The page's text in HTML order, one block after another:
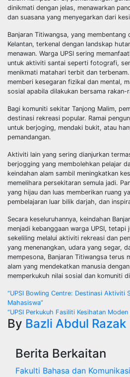
dinikmati dengan jelas, menawarkan
dan suasana yang menyegarkan dari
Banjaran Titiwangsa, yang membentang
Kelantan, terkenal dengan landskap
menawan. Warga UPSI sering
untuk aktiviti santai seperti fotografi,
menikmati matahari terbit dan
memberi kesegaran fizikal dan mental,
sosial apabila dilakukan bersama rakan-
Bagi komuniti sekitar Tanjong Malim,
destinasi rekreasi popular. Ramai
untuk berjoging, mendaki bukit, atau
pemandangan.
Aktiviti lain yang sering dianjurkan
berjogging yang membolehkan pelajar
keindahan alam sambil meningkatkan
memelihara persekitaran semula jadi.
yang hijau dan luas memberikan ruang
pembelajaran luar bilik darjah, dan
Secara keseluruhannya, keindahan
menjadi kebanggaan warga UPSI, tetapi
sekeliling melalui aktiviti rekreasi dan
yang menenangkan, udara yang segar,
mempesona, Banjaran Titiwangsa terus
alam yang mendekatkan manusia
memperkukuh nilai sosial dan komuniti
Navigasi
kiriman
“UPSI Bowling Centre: Destinasi Aktiviti
Mahasiswa”
“UPSI Perkukuh Fasiliti Kesihatan
By Bazli Abdul Razak
Berita Berkaitan
Fakulti Bahasa dan Komunikasi